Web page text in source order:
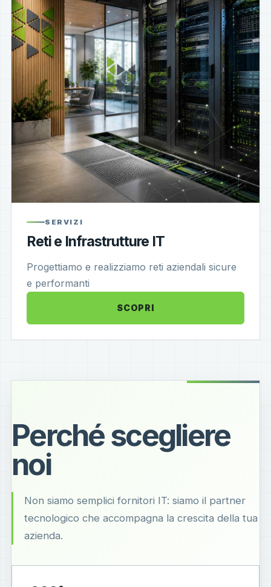
SERVIZI
Reti e Infrastrutture IT
Progettiamo e realizziamo reti aziendali sicure
e performanti
SCOPRI
Perché scegliere
noi
Non siamo semplici fornitori IT: siamo il partner
tecnologico che accompagna la crescita della tua
azienda.